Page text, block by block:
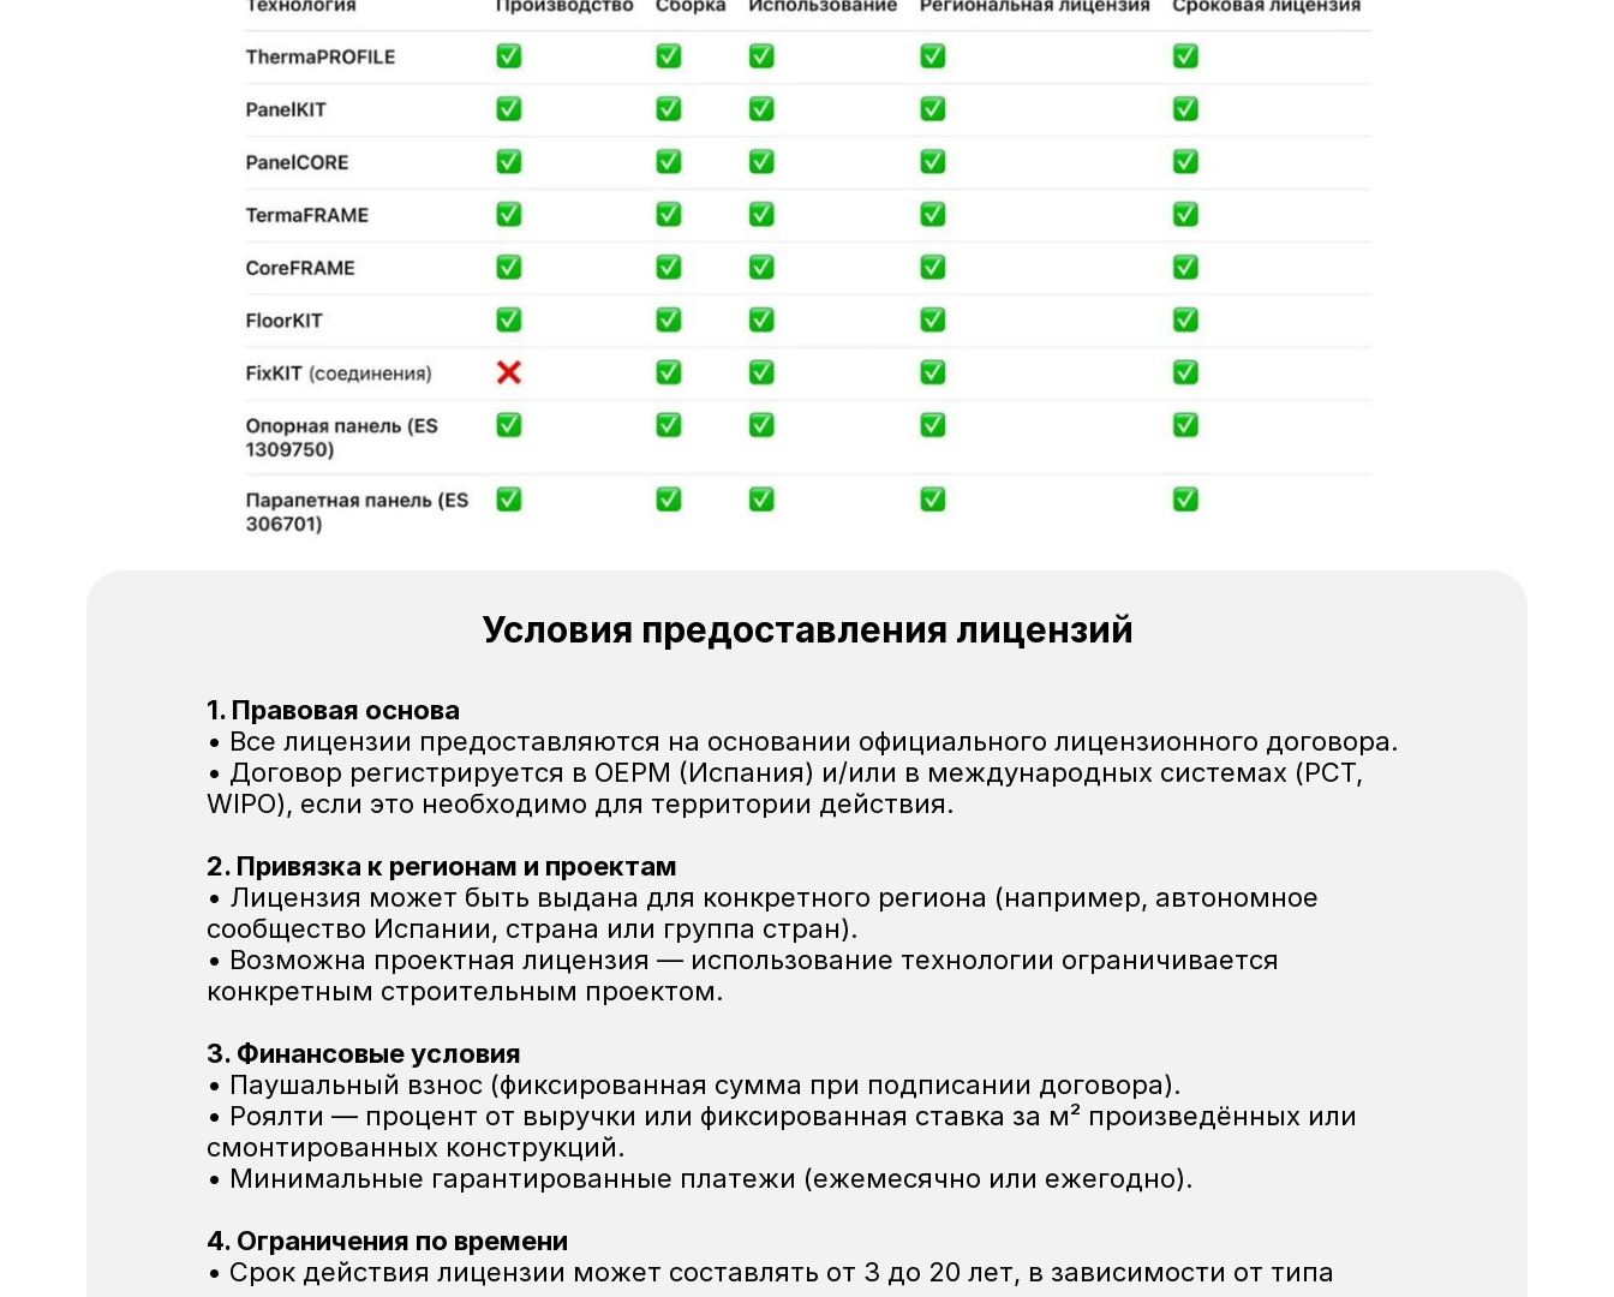
Условия предоставления лицензий
1. Правовая основа
• Все лицензии предоставляются на основании официального лицензионного договора.
• Договор регистрируется в OEPM (Испания) и/или в международных системах (PCT,
WIPO), если это необходимо для территории действия.
2. Привязка к регионам и проектам
• Лицензия может быть выдана для конкретного региона (например, автономное
сообщество Испании, страна или группа стран).
• Возможна проектная лицензия — использование технологии ограничивается
конкретным строительным проектом.
3. Финансовые условия
• Паушальный взнос (фиксированная сумма при подписании договора).
• Роялти — процент от выручки или фиксированная ставка за м² произведённых или
смонтированных конструкций.
• Минимальные гарантированные платежи (ежемесячно или ежегодно).
4. Ограничения по времени
• Срок действия лицензии может составлять от 3 до 20 лет, в зависимости от типа